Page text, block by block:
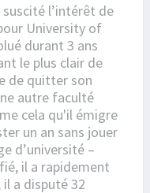
l’intérêt de
University of
durant 3 ans
le plus clair de
de quitter son
autre faculté
cela qu'il émigre
un an sans jouer
d’université –
il a rapidement
il a disputé 32